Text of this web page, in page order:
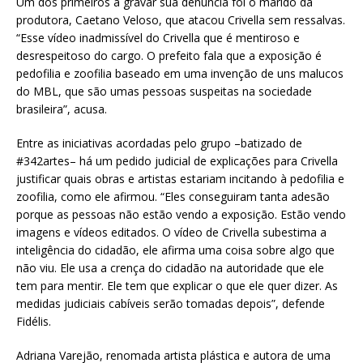
produtora, Caetano Veloso, que atacou Crivella sem ressalvas.
“Esse vídeo inadmissível do Crivella que é mentiroso e
desrespeitoso do cargo. O prefeito fala que a exposição é
pedofilia e zoofilia baseado em uma invenção de uns malucos
do MBL, que são umas pessoas suspeitas na sociedade
brasileira”, acusa.
Entre as iniciativas acordadas pelo grupo –batizado de
#342artes– há um pedido judicial de explicações para Crivella
justificar quais obras e artistas estariam incitando à pedofilia e
zoofilia, como ele afirmou. “Eles conseguiram tanta adesão
porque as pessoas não estão vendo a exposição. Estão vendo
imagens e vídeos editados. O vídeo de Crivella subestima a
inteligência do cidadão, ele afirma uma coisa sobre algo que
não viu. Ele usa a crença do cidadão na autoridade que ele
tem para mentir. Ele tem que explicar o que ele quer dizer. As
medidas judiciais cabíveis serão tomadas depois”, defende
Fidélis.
Adriana Varejão, renomada artista plástica e autora de uma